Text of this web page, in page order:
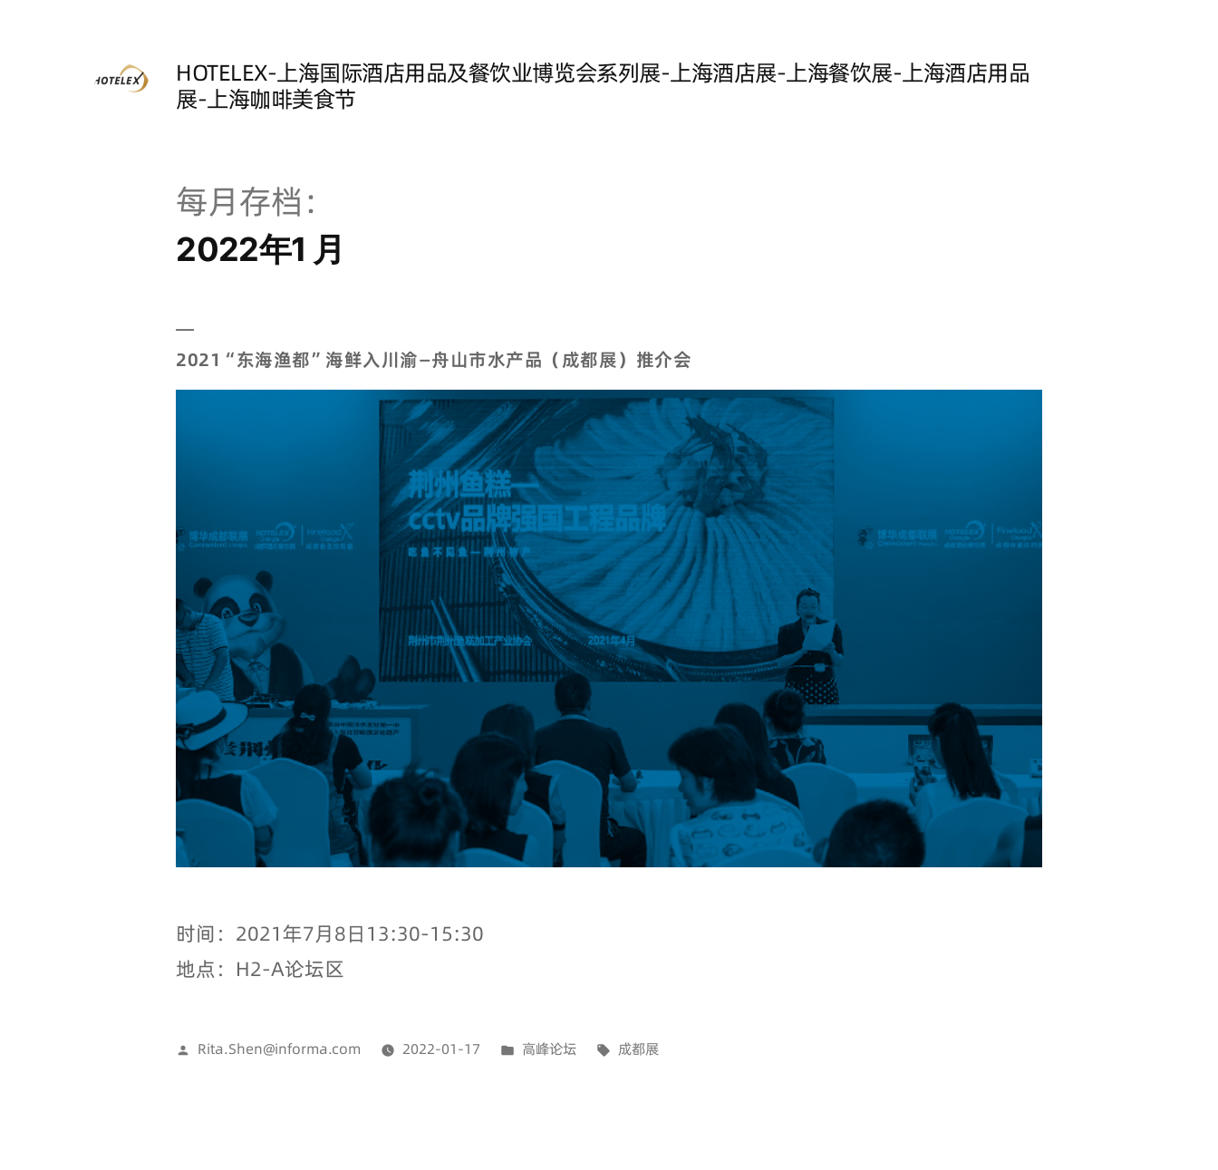
HOTELEX-上海国际酒店用品及餐饮业博览会系列展-上海酒店展-上海餐饮展-上海酒店用品
展-上海咖啡美食节
每月存档：
2022年1 月
2021“东海渔都”海鲜入川渝—舟山市水产品（成都展）推介会
时间：2021年7月8日13:30-15:30
地点：H2-A论坛区
Rita.Shen@informa.com 2022-01-17 高峰论坛 成都展